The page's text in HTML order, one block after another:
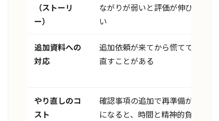
（ストーリ
ー）
ながりが弱いと評価が伸びにく
い
追加資料への
対応
追加依頼が来てから慌てて集め
直すことがある
やり直しのコ
スト
確認事項の追加で再準備が必要
になると、時間と精神的負担が